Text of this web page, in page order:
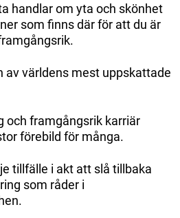
handlar om yta och skönhet
som finns där för att du är
av världens mest uppskattade
och framgångsrik karriär
förebild för många.
tillfälle i akt att slå tillbaka
som råder i